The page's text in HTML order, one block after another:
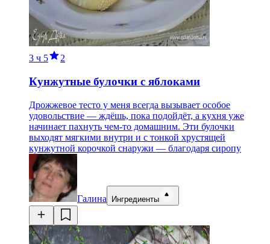
3 ч 5 2
Кунжутные булочки с яблоками
Дрожжевое тесто у меня всегда вызывает особое
удовольствие — ждёшь, пока подойдёт, а кухня уже
начинает пахнуть чем-то домашним. Эти булочки
выходят мягкими внутри и с тонкой хрустящей
кунжутной корочкой снаружи — благодаря сиропу
Галина Ингредиенты